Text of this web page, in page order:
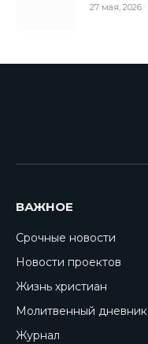
27 мая, 2026
ВАЖНОЕ
Срочные новости
Новости проектов
Жизнь христиан
Молитвенный дневник
Журнал